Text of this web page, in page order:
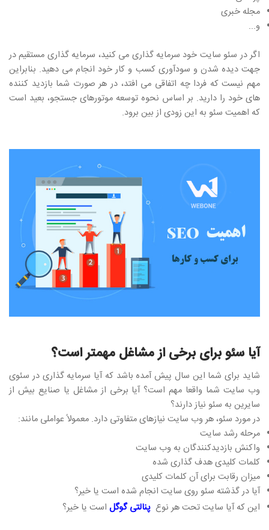
مجله خبری
و...
اگر در سئو سایت خود سرمایه گذاری می کنید، سرمایه گذاری مستقیم در
جهت دیده شدن و سودآوری کسب و کار خود انجام می دهید. بنابراین
مهم نیست که فردا چه اتفاقی می افتد، در هر صورت شما بازدید کننده
های خود را دارید. بر اساس نحوه توسعه موتورهای جستجو، بعید است
که اهمیت سئو به این زودی از بین برود.
آیا سئو برای برخی از مشاغل مهمتر است؟
شاید برای شما این سال پیش آمده باشد که آیا سرمایه گذاری در سئوی
وب سایت شما واقعا مهم است؟ آیا برخی از مشاغل یا صنایع بیش از
سایرین به سئو نیاز دارند؟
در مورد سئو، هر وب سایت نیازهای متفاوتی دارد. معمولاً عواملی مانند:
مرحله رشد سایت
واکنش بازدیدکنندگان به وب سایت
کلمات کلیدی هدف گذاری شده
میزان رقابت برای آن کلمات کلیدی
آیا در گذشته سئو روی سایت انجام شده است یا خیر؟
این که آیا سایت تحت هر نوع پنالتی گوگل است یا خیر؟